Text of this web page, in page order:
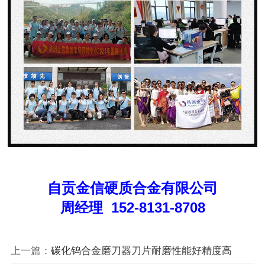
自贡金信硬质合金有限公司
周经理 152-8131-8708
上一篇： 碳化钨合金磨刀器刀片耐磨性能好精度高